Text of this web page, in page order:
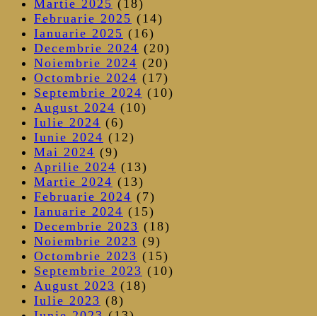
Martie 2025 (18)
Februarie 2025 (14)
Ianuarie 2025 (16)
Decembrie 2024 (20)
Noiembrie 2024 (20)
Octombrie 2024 (17)
Septembrie 2024 (10)
August 2024 (10)
Iulie 2024 (6)
Iunie 2024 (12)
Mai 2024 (9)
Aprilie 2024 (13)
Martie 2024 (13)
Februarie 2024 (7)
Ianuarie 2024 (15)
Decembrie 2023 (18)
Noiembrie 2023 (9)
Octombrie 2023 (15)
Septembrie 2023 (10)
August 2023 (18)
Iulie 2023 (8)